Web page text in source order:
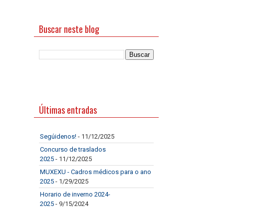
Buscar neste blog
Últimas entradas
Segúidenos! - 11/12/2025
Concurso de traslados
2025 - 11/12/2025
MUXEXU - Cadros médicos para o ano
2025 - 1/29/2025
Horario de inverno 2024-
2025 - 9/15/2024